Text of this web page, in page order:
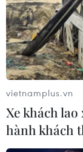
vietnamplus.vn
Xe khách lao
hành khách